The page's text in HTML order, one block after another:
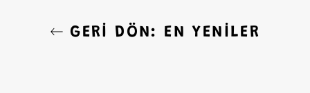
GERI DÖN: EN YENILER